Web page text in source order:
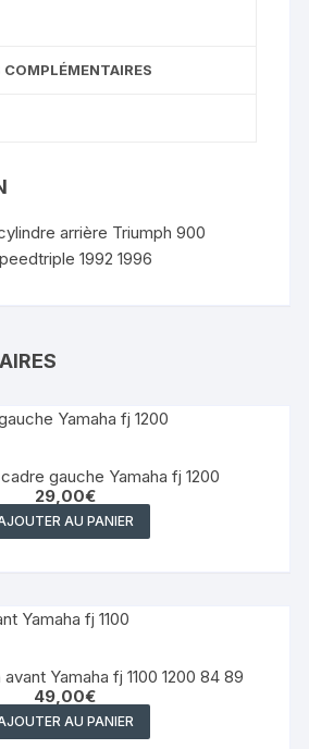
arrière Triumph 900
1992 1996
gauche Yamaha fj 1200
29,00€
AU PANIER
Yamaha fj 1100 1200 84 89
49,00€
AU PANIER